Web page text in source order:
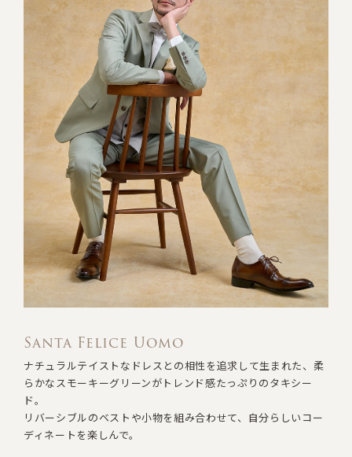
Santa Felice Uomo
ナチュラルテイストなドレスとの相性を追求して生まれた、 柔
らかなスモーキーグリーンが トレンド感たっぷりのタキシー
ド。
リバーシブルのベストや小物を組み合わせて、 自分らしいコー
ディネートを楽しんで。